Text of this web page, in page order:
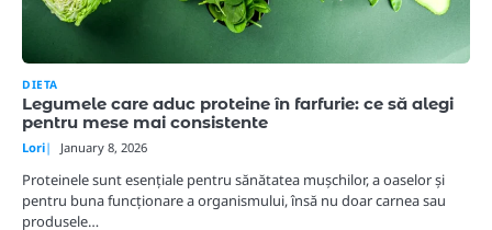
DIETA
Legumele care aduc proteine în farfurie: ce să alegi
pentru mese mai consistente
Lori January 8, 2026
Proteinele sunt esențiale pentru sănătatea mușchilor, a oaselor și
pentru buna funcționare a organismului, însă nu doar carnea sau
produsele…